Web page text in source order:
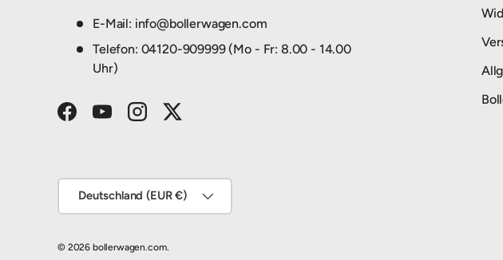
E-Mail: info@bollerwagen.com
Telefon: 04120-909999 (Mo - Fr: 8.00 - 14.00
Uhr)
FacebookYouTubeInstagramTwitter
Deutschland (EUR €)
© 2026 bollerwagen.com.